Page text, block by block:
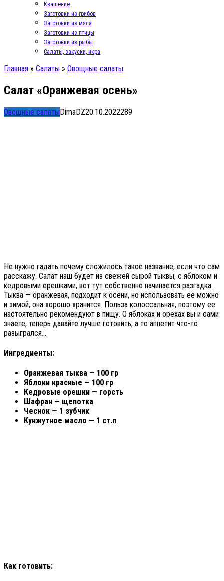
Квашение
Заготовки из грибов
Заготовки из мяса
Заготовки из птицы
Заготовки из рыбы
Салаты, закуски, икра
Главная » Салаты » Овощные салаты
Салат «Оранжевая осень»
Овощные салатыDimaDZ20.10.2022289
Не нужно гадать почему сложилось такое название, если что сам
расскажу. Салат наш будет из свежей сырой тыквы, с яблоком и
кедровыми орешками, вот тут собственно начинается разгадка.
Тыква — оранжевая, подходит к осени, но использовать ее можно
и зимой, она хорошо хранится. Польза колоссальная, поэтому ее
настоятельно рекомендуют в пищу. О яблоках и орехах вы и сами
знаете, теперь давайте лучше готовить, а то аппетит что-то
разыгрался…
Ингредиенты:
Оранжевая тыква — 100 гр
Яблоки красные — 100 гр
Кедровые орешки — горсть
Шафран — щепотка
Чеснок — 1 зубчик
Кунжутное масло — 1 ст.л
Как готовить: